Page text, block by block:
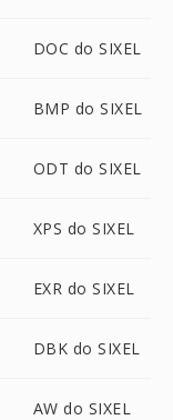
DOC do SIXEL
BMP do SIXEL
ODT do SIXEL
XPS do SIXEL
EXR do SIXEL
DBK do SIXEL
AW do SIXEL